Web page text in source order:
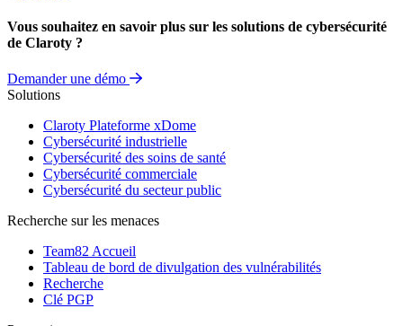
Vous souhaitez en savoir plus sur les solutions de cybersécurité
de Claroty ?
Demander une démo
Solutions
Claroty Plateforme xDome
Cybersécurité industrielle
Cybersécurité des soins de santé
Cybersécurité commerciale
Cybersécurité du secteur public
Recherche sur les menaces
Team82 Accueil
Tableau de bord de divulgation des vulnérabilités
Recherche
Clé PGP